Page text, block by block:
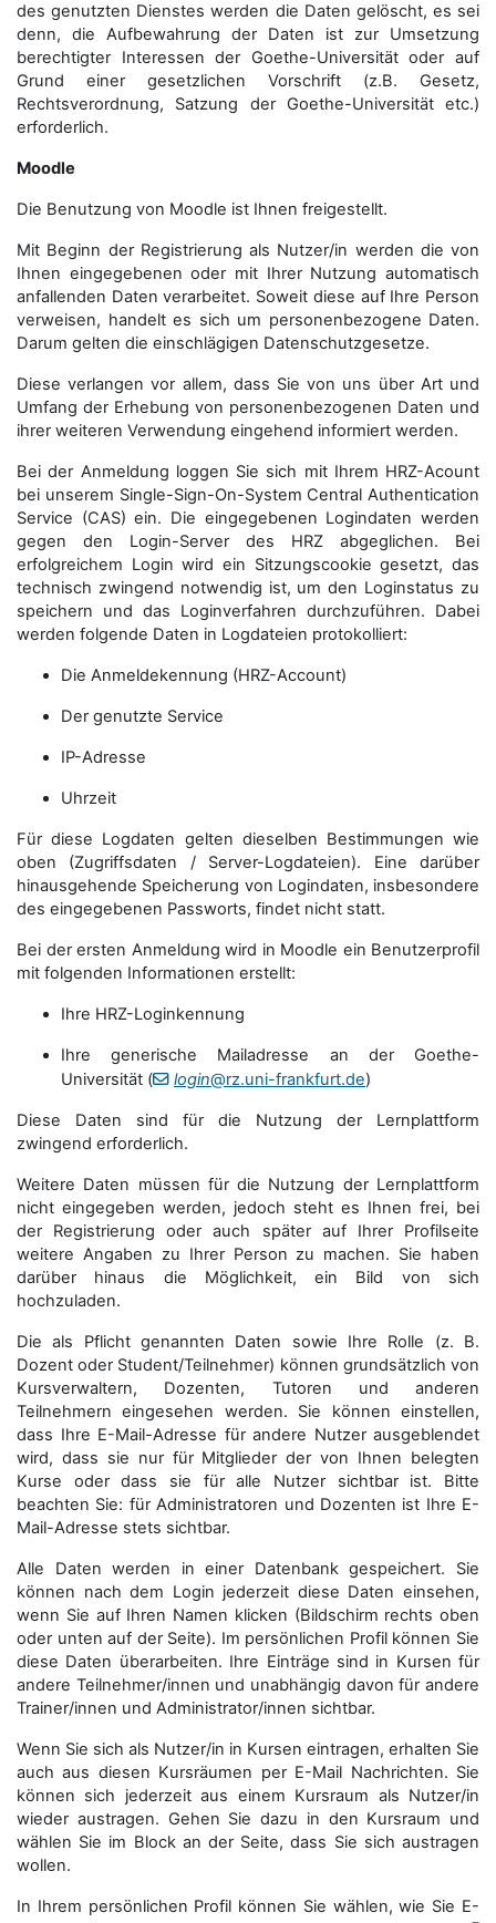
des genutzten Dienstes werden die Daten gelöscht, es sei
denn, die Aufbewahrung der Daten ist zur Umsetzung
berechtigter Interessen der Goethe-Universität oder auf
Grund einer gesetzlichen Vorschrift (z.B. Gesetz,
Rechtsverordnung, Satzung der Goethe-Universität etc.)
erforderlich.
Moodle
Die Benutzung von Moodle ist Ihnen freigestellt.
Mit Beginn der Registrierung als Nutzer/in werden die von
Ihnen eingegebenen oder mit Ihrer Nutzung automatisch
anfallenden Daten verarbeitet. Soweit diese auf Ihre Person
verweisen, handelt es sich um personenbezogene Daten.
Darum gelten die einschlägigen Datenschutzgesetze.
Diese verlangen vor allem, dass Sie von uns über Art und
Umfang der Erhebung von personenbezogenen Daten und
ihrer weiteren Verwendung eingehend informiert werden.
Bei der Anmeldung loggen Sie sich mit Ihrem HRZ-Acount
bei unserem Single-Sign-On-System Central Authentication
Service (CAS) ein. Die eingegebenen Logindaten werden
gegen den Login-Server des HRZ abgeglichen. Bei
erfolgreichem Login wird ein Sitzungscookie gesetzt, das
technisch zwingend notwendig ist, um den Loginstatus zu
speichern und das Loginverfahren durchzuführen. Dabei
werden folgende Daten in Logdateien protokolliert:
Die Anmeldekennung (HRZ-Account)
Der genutzte Service
IP-Adresse
Uhrzeit
Für diese Logdaten gelten dieselben Bestimmungen wie
oben (Zugriffsdaten / Server-Logdateien). Eine darüber
hinausgehende Speicherung von Logindaten, insbesondere
des eingegebenen Passworts, findet nicht statt.
Bei der ersten Anmeldung wird in Moodle ein Benutzerprofil
mit folgenden Informationen erstellt:
Ihre HRZ-Loginkennung
Ihre generische Mailadresse an der Goethe-
Universität (
login@rz.uni-frankfurt.de)
Diese Daten sind für die Nutzung der Lernplattform
zwingend erforderlich.
Weitere Daten müssen für die Nutzung der Lernplattform
nicht eingegeben werden, jedoch steht es Ihnen frei, bei
der Registrierung oder auch später auf Ihrer Profilseite
weitere Angaben zu Ihrer Person zu machen. Sie haben
darüber hinaus die Möglichkeit, ein Bild von sich
hochzuladen.
Die als Pflicht genannten Daten sowie Ihre Rolle (z. B.
Dozent oder Student/Teilnehmer) können grundsätzlich von
Kursverwaltern, Dozenten, Tutoren und anderen
Teilnehmern eingesehen werden. Sie können einstellen,
dass Ihre E-Mail-Adresse für andere Nutzer ausgeblendet
wird, dass sie nur für Mitglieder der von Ihnen belegten
Kurse oder dass sie für alle Nutzer sichtbar ist. Bitte
beachten Sie: für Administratoren und Dozenten ist Ihre E-
Mail-Adresse stets sichtbar.
Alle Daten werden in einer Datenbank gespeichert. Sie
können nach dem Login jederzeit diese Daten einsehen,
wenn Sie auf Ihren Namen klicken (Bildschirm rechts oben
oder unten auf der Seite). Im persönlichen Profil können Sie
diese Daten überarbeiten. Ihre Einträge sind in Kursen für
andere Teilnehmer/innen und unabhängig davon für andere
Trainer/innen und Administrator/innen sichtbar.
Wenn Sie sich als Nutzer/in in Kursen eintragen, erhalten Sie
auch aus diesen Kursräumen per E-Mail Nachrichten. Sie
können sich jederzeit aus einem Kursraum als Nutzer/in
wieder austragen. Gehen Sie dazu in den Kursraum und
wählen Sie im Block an der Seite, dass Sie sich austragen
wollen.
In Ihrem persönlichen Profil können Sie wählen, wie Sie E-